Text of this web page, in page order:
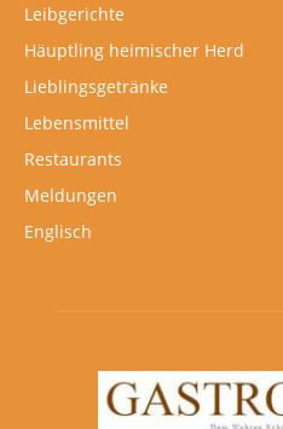
Leibgerichte
Häuptling heimischer Herd
Lieblingsgetränke
Lebensmittel
Restaurants
Meldungen
Englisch